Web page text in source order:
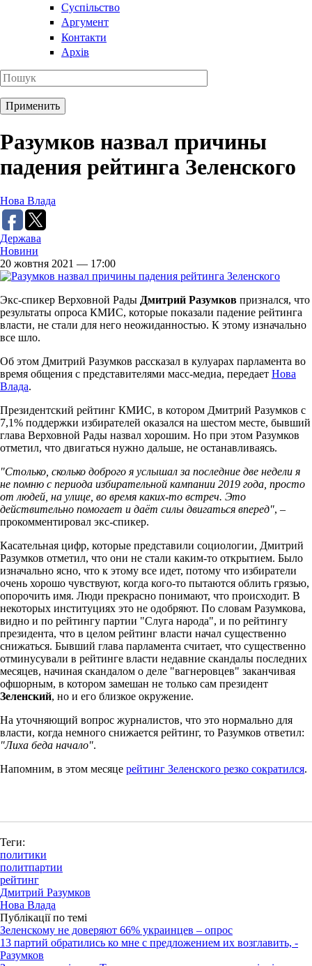
Суспільство
Аргумент
Контакти
Архів
Разумков назвал причины
падения рейтинга Зеленского
Нова Влада
Держава
Новини
20 жовтня 2021 — 17:00
Экс-спикер Верховной Рады Дмитрий Разумков признался, что
результаты опроса КМИС, которые показали падение рейтинга
власти, не стали для него неожиданностью. К этому изначально
все шло.
Об этом Дмитрий Разумков рассказал в кулуарах парламента во
время общения с представителями масс-медиа, передает Нова
Влада.
Президентский рейтинг КМИС, в котором Дмитрий Разумков с
7,1% поддержки избирателей оказался на шестом месте, бывший
глава Верховной Рады назвал хорошим. Но при этом Разумков
отметил, что двигаться нужно дальше, не останавливаясь.
"Столько, сколько доброго я услышал за последние две недели я
не помню с периода избирательной кампании 2019 года, просто
от людей, на улице, во время каких-то встреч. Это
действительно помогает и даёт силы двигаться вперед", –
прокомментировал экс-спикер.
Касательная цифр, которые представили социологии, Дмитрий
Разумков отметил, что они не стали каким-то открытием. Было
изначально ясно, что к этому все идет, потому что избиратели
очень хорошо чувствуют, когда кого-то пытаются облить грязью,
опорочить имя. Люди прекрасно понимают, что происходит. В
некоторых институциях это не одобряют. По словам Разумкова,
видно и по рейтингу партии "Слуга народа", и по рейтингу
президента, что в целом рейтинг власти начал существенно
снижаться. Бывший глава парламента считает, что существенно
отминусували в рейтинге власти недавние скандалы последних
месяцев, начиная скандалом о деле "вагнеровцев" заканчивая
офшорным, в котором замешан не только сам президент
Зеленский, но и его близкое окружение.
На уточняющий вопрос журналистов, что это нормально для
власти, когда немного снижается рейтинг, то Разумков ответил:
"Лиха беда начало".
Напомним, в этом месяце рейтинг Зеленского резко сократился.
Теги:
политики
политпартии
рейтинг
Дмитрий Разумков
Нова Влада
Публікації по темі
Зеленскому не доверяют 66% украинцев – опрос
13 партий обратились ко мне с предложением их возглавить, -
Разумков